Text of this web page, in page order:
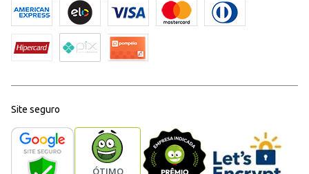
Site seguro